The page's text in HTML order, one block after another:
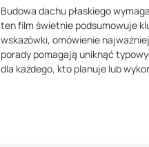
Budowa dachu płaskiego
ten film świetnie podsumowuje
wskazówki, omówienie
porady pomagają uniknąć
dla każdego, kto planuje lub